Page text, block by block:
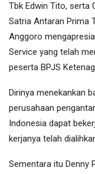
Tbk Edwin Tito, serta
Satria Antaran Prima
Anggoro
Service yang telah
peserta BPJS
Dirinya menekankan
perusahaan
Indonesia dapat
kerjanya telah
Sementara itu Denny